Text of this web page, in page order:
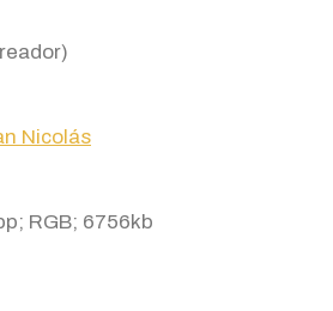
Nicolás
RGB; 6756kb